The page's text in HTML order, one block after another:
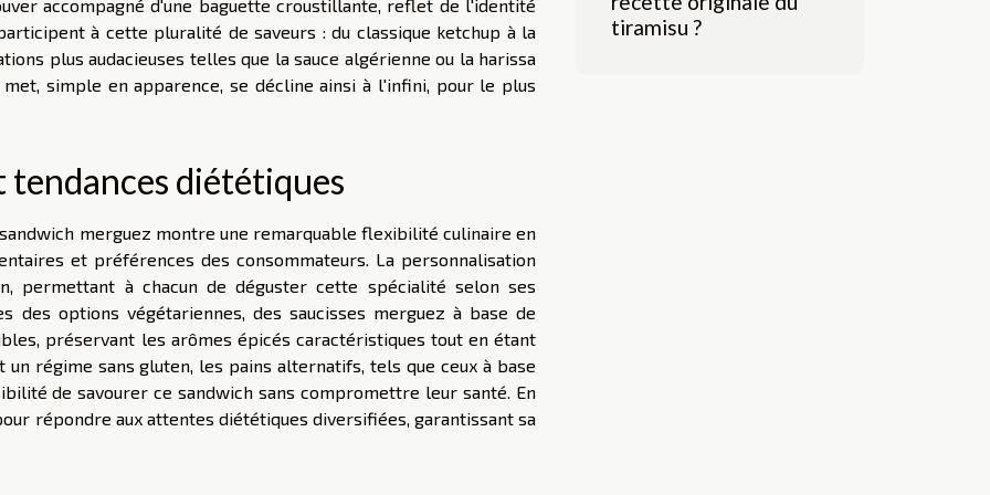
accompagné d'une baguette croustillante, reflet de l'identité
à cette pluralité de saveurs : du classique ketchup à la
plus audacieuses telles que la sauce algérienne ou la harissa
simple en apparence, se décline ainsi à l'infini, pour le plus
tendances diététiques
merguez montre une remarquable flexibilité culinaire en
et préférences des consommateurs. La personnalisation
permettant à chacun de déguster cette spécialité selon ses
des options végétariennes, des saucisses merguez à base de
préservant les arômes épicés caractéristiques tout en étant
un régime sans gluten, les pains alternatifs, tels que ceux à base
de savourer ce sandwich sans compromettre leur santé. En
répondre aux attentes diététiques diversifiées, garantissant sa
tiramisu ?